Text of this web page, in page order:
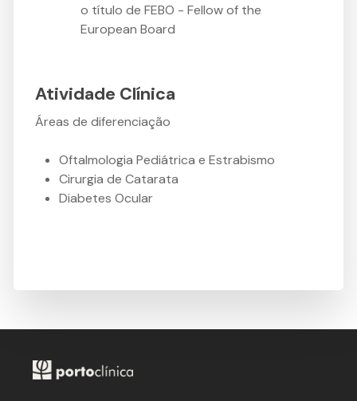
o título de FEBO - Fellow of the
European Board
Atividade Clínica
Áreas de diferenciação
Oftalmologia Pediátrica e Estrabismo
Cirurgia de Catarata
Diabetes Ocular